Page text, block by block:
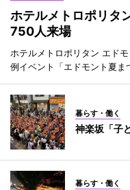
ホテルメトロポリタ
750人来場
ホテルメトロポリタン エド
例イベント「エドモント夏ま
暮らす・働く
神楽坂「子
暮らす・働く